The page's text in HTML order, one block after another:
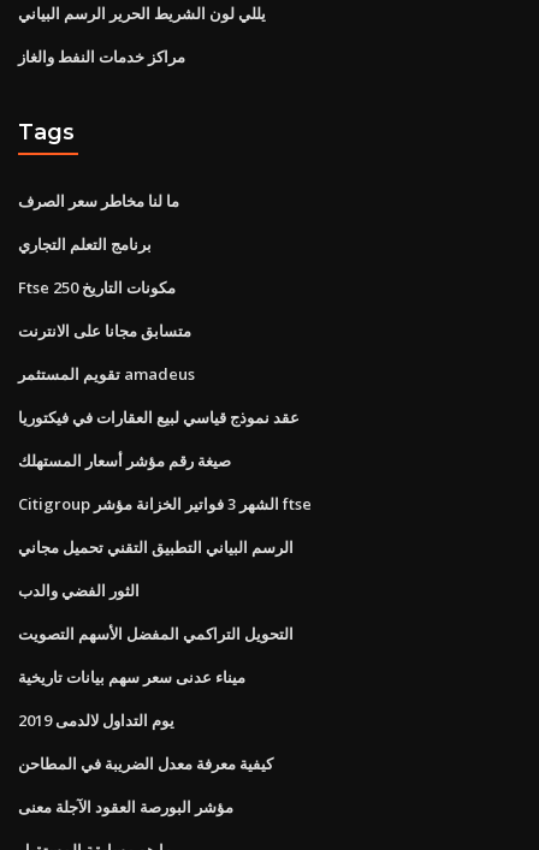
يللي لون الشريط الحرير الرسم البياني
مراكز خدمات النفط والغاز
Tags
ما لنا مخاطر سعر الصرف
برنامج التعلم التجاري
Ftse 250 مكونات التاريخ
متسابق مجانا على الانترنت
تقويم المستثمر amadeus
عقد نموذج قياسي لبيع العقارات في فيكتوريا
صيغة رقم مؤشر أسعار المستهلك
Citigroup الشهر 3 فواتير الخزانة مؤشر ftse
الرسم البياني التطبيق التقني تحميل مجاني
الثور الفضي والدب
التحويل التراكمي المفضل الأسهم التصويت
ميناء عدنى سعر سهم بيانات تاريخية
يوم التداول لالدمى 2019
كيفية معرفة معدل الضريبة في المطاحن
مؤشر البورصة العقود الآجلة معنى